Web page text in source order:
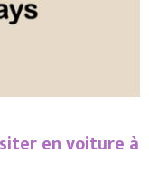
en voiture à